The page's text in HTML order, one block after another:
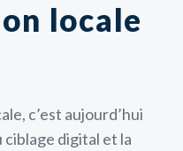
locale
c’est aujourd’hui
digital et la